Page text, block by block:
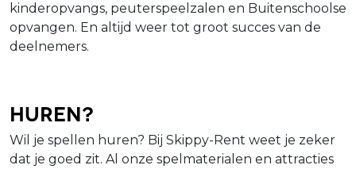
kinderopvangs, peuterspeelzalen en Buitenschoolse
opvangen. En altijd weer tot groot succes van de
deelnemers.
Huren?
Wil je spellen huren? Bij Skippy-Rent weet je zeker
dat je goed zit. Al onze spelmaterialen en attracties